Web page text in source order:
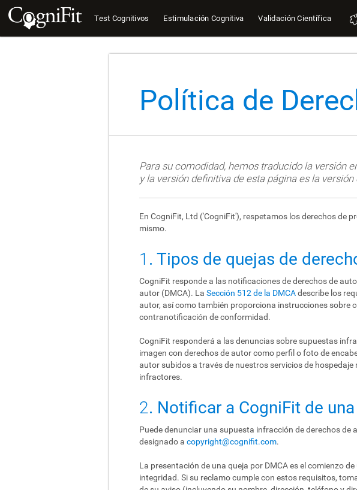
Test Cognitivos Estimulación Cognitiva Validación Científica
Política de
Para su comodidad, hemos traducido la versión
y la versión definitiva de esta página es la versión
En CogniFit, Ltd ('CogniFit'), respetamos los derechos de
mismo.
1 . Tipos de quejas de
CogniFit responde a las notificaciones de derechos de
autor (DMCA). La Sección 512 de la DMCAdescribe los
autor, así como también proporciona instrucciones sobre
contranotificación de conformidad.
CogniFit responderá a las denuncias sobre supuestas
imagen con derechos de autor como perfil o foto de
autor subidos a través de nuestros servicios de
infractores.
2. Notificar a CogniFit de
Puede denunciar una supuesta infracción de derechos
designado a copyright@cognifit.com.
La presentación de una queja por DMCA es el comienzo
integridad. Si su reclamo cumple con estos requisitos,